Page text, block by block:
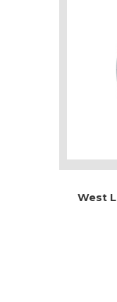
West